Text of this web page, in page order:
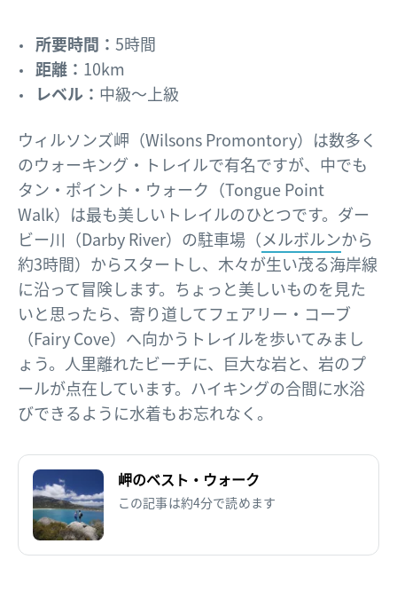
所要時間： 5時間
距離： 10km
レベル： 中級～上級
ウィルソンズ岬（Wilsons Promontory）は数多く
のウォーキング・トレイルで有名ですが、中でも
タン・ポイント・ウォーク（Tongue Point
Walk）は最も美しいトレイルのひとつです。ダー
ビー川（Darby River）の駐車場（メルボルンから
約3時間）からスタートし、木々が生い茂る海岸線
に沿って冒険します。ちょっと美しいものを見た
いと思ったら、寄り道してフェアリー・コーブ
（Fairy Cove）へ向かうトレイルを歩いてみまし
ょう。人里離れたビーチに、巨大な岩と、岩のプ
ールが点在しています。ハイキングの合間に水浴
びできるように水着もお忘れなく。
岬のベスト・ウォーク
この記事は約4分で読めます